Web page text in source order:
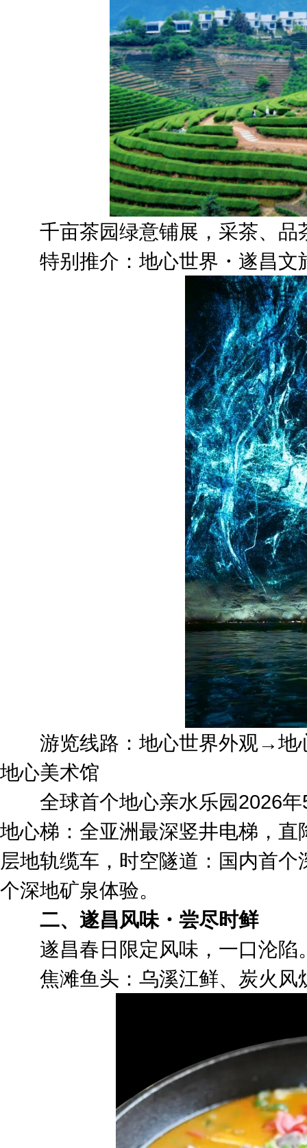
千亩茶园绿意铺展，采茶、品
特别推介：地心世界・遂昌文
游览线路：地心世界外观→地
地心美术馆
全球首个地心亲水乐园2026年5
地心梯：全亚洲最深竖井电梯，
层地轨缆车，时空隧道：国内首
个深地矿泉体验。
二、遂昌风味・尝尽时鲜
遂昌春日限定风味，一口沦陷
焦滩鱼头：乌溪江鲜、炭火风